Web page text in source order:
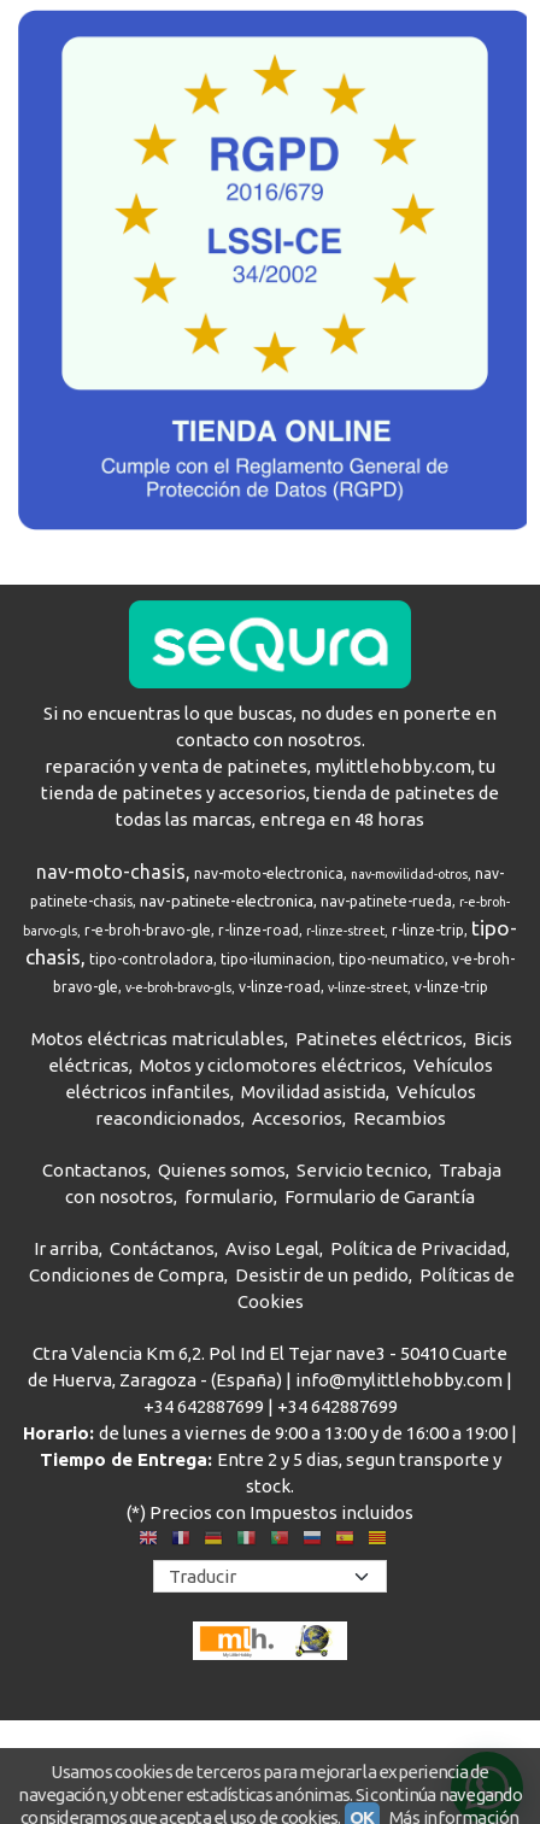
Si no encuentras lo que buscas, no dudes en ponerte en
contacto con nosotros.
reparación y venta de patinetes, mylittlehobby.com, tu
tienda de patinetes y accesorios, tienda de patinetes de
todas las marcas, entrega en 48 horas
nav-moto-chasis nav-moto-electronica nav-movilidad-otros nav-
patinete-chasis nav-patinete-electronica nav-patinete-rueda
r-e-broh-
barvo-gls r-e-broh-bravo-gle r-linze-road r-linze-street r-linze-trip
tipo-
chasis
tipo-controladora tipo-iluminacion tipo-neumatico v-e-broh-
bravo-gle v-e-broh-bravo-gls v-linze-road v-linze-street v-linze-trip
Motos eléctricas matriculables Patinetes eléctricos
Bicis
eléctricas Motos y ciclomotores eléctricos Vehículos
eléctricos infantiles Movilidad asistida Vehículos
reacondicionados Accesorios Recambios
Contactanos Quienes somos Servicio tecnico
Trabaja
con nosotros
formulario Formulario de Garantía
Ir arriba Contáctanos Aviso Legal
Política de Privacidad
Condiciones de Compra Desistir de un pedido
Políticas de
Cookies
Ctra Valencia Km 6,2. Pol Ind El Tejar nave3 - 50410 Cuarte
de Huerva, Zaragoza - (España) | info@mylittlehobby.com |
+34 642887699 | +34 642887699
Horario: de lunes a viernes de 9:00 a 13:00 y de 16:00 a 19:00 |
Tiempo de Entrega: Entre 2 y 5 dias, segun transporte y
stock.
(*) Precios con Impuestos incluidos
Usamos cookies de terceros para mejorar la experiencia de
navegación, y obtener estadísticas anónimas. Si continúa navegando
consideramos que acepta el uso de cookies. OK Más información